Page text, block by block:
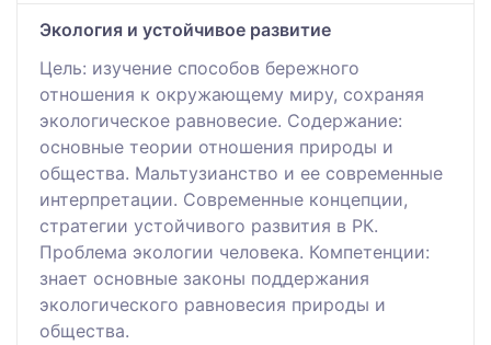
Экология и устойчивое развитие
Цель: изучение способов бережного
отношения к окружающему миру, сохраняя
экологическое равновесие. Содержание:
основные теории отношения природы и
общества. Мальтузианство и ее современные
интерпретации. Современные концепции,
стратегии устойчивого развития в РК.
Проблема экологии человека. Компетенции:
знает основные законы поддержания
экологического равновесия природы и
общества.